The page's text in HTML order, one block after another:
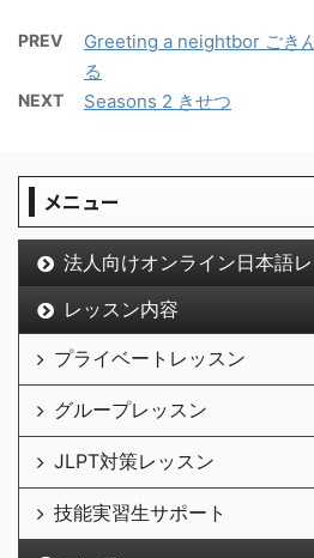
PREV
Greeting a neightbor ごき
る
NEXT Seasons 2 きせつ
メニュー
法人向けオンライン日本語
レッスン内容
プライベートレッスン
グループレッスン
JLPT対策レッスン
技能実習生サポート